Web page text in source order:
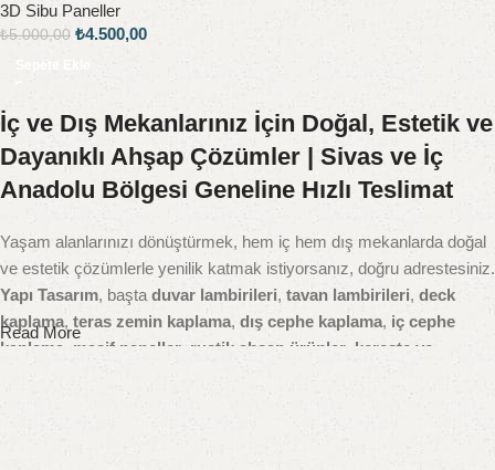
3D Sibu Paneller
₺5.000,00 ₺4.500,00
İç ve Dış Mekanlarınız İçin Doğal, Estetik ve
Dayanıklı Ahşap Çözümler | Sivas ve İç
Anadolu Bölgesi Geneline Hızlı Teslimat
Yaşam alanlarınızı dönüştürmek, hem iç hem dış mekanlarda doğal
ve estetik çözümlerle yenilik katmak istiyorsanız, doğru adrestesiniz.
Yapı Tasarım, başta duvar lambirileri, tavan lambirileri, deck
kaplama, teras zemin kaplama, dış cephe kaplama, iç cephe
kaplama masif paneller rustik ahşap ürünler kereste ve
Read More